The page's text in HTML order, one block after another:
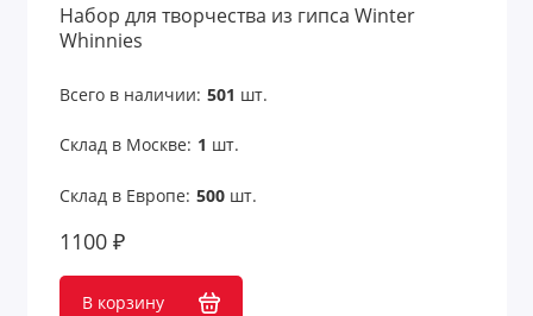
Набор для творчества из гипса Winter
Whinnies
Всего в наличии: 501 шт.
Склад в Москве: 1 шт.
Склад в Европе: 500шт.
1100 ₽
В корзину